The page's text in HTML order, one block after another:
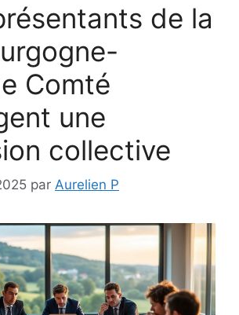
de la
Comté
une
collective
par Aurelien P